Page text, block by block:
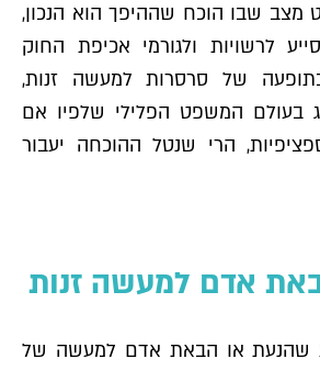
מצב שבו הוכח שההיפך הוא הנכון,
לרשויות ולגורמי אכיפת החוק
בתופעה של סרסרות למעשה זנות,
בעולם המשפט הפלילי שלפיו אם
הרי שנטל ההוכחה יעבור
אדם למעשה זנות
שהנעת או הבאת אדם למעשה של